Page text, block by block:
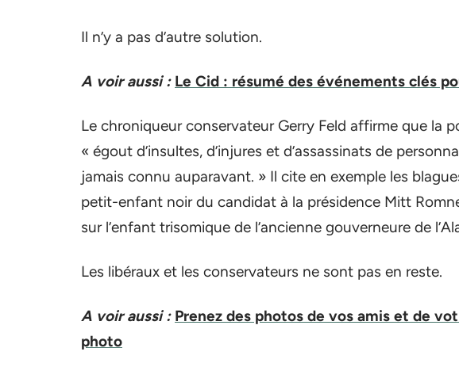
Il n’y a pas d’autre solution.
A voir aussi : Le Cid : résumé des événements clés
Le chroniqueur conservateur Gerry Feld affirme que la
« égout d’insultes, d’injures et d’assassinats de
jamais connu auparavant. » Il cite en exemple les
petit-enfant noir du candidat à la présidence Mitt
sur l’enfant trisomique de l’ancienne gouverneure de
Les libéraux et les conservateurs ne sont pas en reste.
A voir aussi : Prenez des photos de vos amis et de
photo